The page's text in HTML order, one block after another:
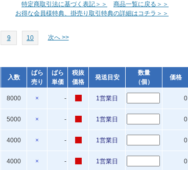
特定商取引法に基づく表記＞＞
商品一覧に戻る＞＞
お得な会員様特典、掛売り取引特典の詳細はコチラ＞＞
9 10 次へ >>
入数
ばら
売り
ばら
単価
税抜
価格
発送目安
数量
（個）
価格
8000 × - 1営業日 0
5000 × - 1営業日 0
4000 × - 1営業日 0
4000 × - 1営業日 0